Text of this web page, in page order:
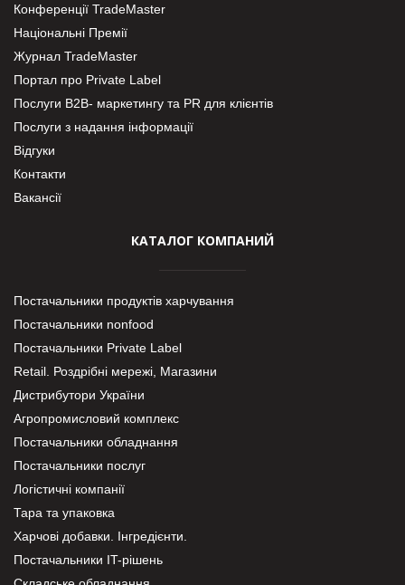
Конференції TradeMaster
Національні Премії
Журнал TradeMaster
Портал про Private Label
Послуги В2В- маркетингу та PR для клієнтів
Послуги з надання інформації
Відгуки
Контакти
Вакансії
КАТАЛОГ КОМПАНИЙ
Постачальники продуктів харчування
Постачальники nonfood
Постачальники Private Label
Retail. Роздрібні мережі, Магазини
Дистрибутори України
Агропромисловий комплекс
Постачальники обладнання
Постачальники послуг
Логістичні компанії
Тара та упаковка
Харчові добавки. Інгредієнти.
Постачальники IT-рішень